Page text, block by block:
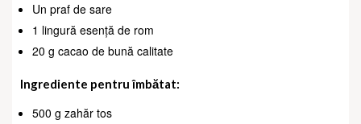
Un praf de sare
1 lingură esență de rom
20 g cacao de bună calitate
Ingrediente pentru îmbătat:
500 g zahăr tos